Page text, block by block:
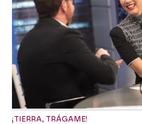
¡TIERRA, TRÁGAME!